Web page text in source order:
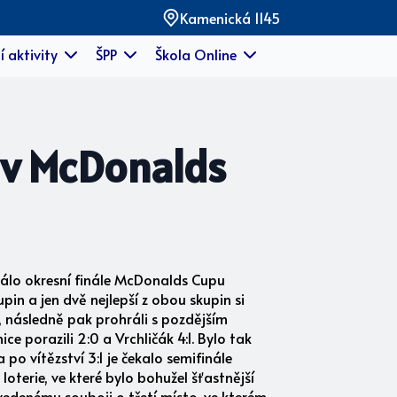
Kamenická 1145
aktivity
ŠPP Škola Online
McDonalds
okresní finále McDonalds Cupu
a jen dvě nejlepší z obou skupin si
pak prohráli s pozdějším
porazili 2:0 a Vrchličák 4:1. Bylo tak
po vítězství 3:1 je čekalo semifinále
ve které bylo bohužel šťastnější